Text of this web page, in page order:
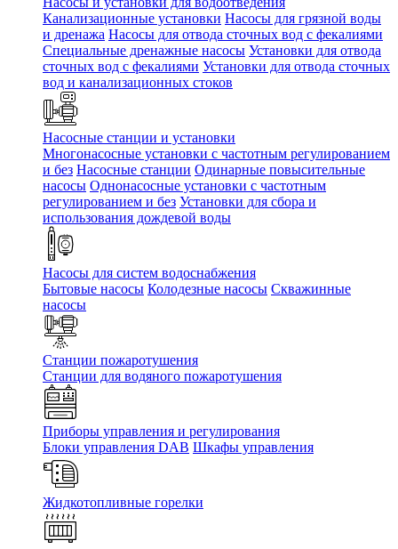
Канализационные установки Насосы для грязной воды
и дренажа Насосы для отвода сточных вод c фекалиями
Специальные дренажные насосы Установки для отвода
сточных вод c фекалиями Установки для отвода сточных
вод и канализационных стоков
Насосные станции и установки
Многонасосные установки с частотным регулированием
и без Насосные станции Одинарные повысительные
насосы Однонасосные установки с частотным
регулированием и без Установки для сбора и
использования дождевой воды
Насосы для систем водоснабжения
Бытовые насосы Колодезные насосы Скважинные
насосы
Станции пожаротушения
Станции для водяного пожаротушения
Приборы управления и регулирования
Блоки управления DAB Шкафы управления
Жидкотопливные горелки